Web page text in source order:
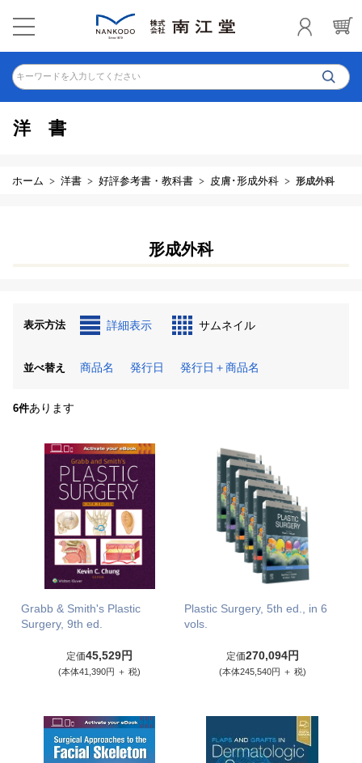
キーワードを入力してください
洋書
ホーム 洋書 好評参考書・教科書 皮膚･形成外科 形成外科
形成外科
表示方法 詳細表示 サムネイル
並べ替え 商品名 発行日 発行日＋商品名
6件あります
Grabb & Smith's Plastic
Surgery, 9th ed.
定価45,529円
(本体41,390円 ＋ 税)
Plastic Surgery, 5th ed., in 6
vols.
定価270,094円
(本体245,540円 ＋ 税)